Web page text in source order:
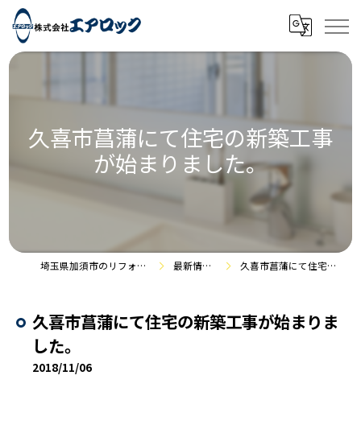
久喜市菖蒲にて住宅の新築工事
が始まりました。
埼玉県加須市のリフォームなら株式会社エアロック 最新情報・施工事例 久喜市菖蒲にて住宅の新築工事が始まりました。
久喜市菖蒲にて住宅の新築工事が始まりま
した。
2018/11/06